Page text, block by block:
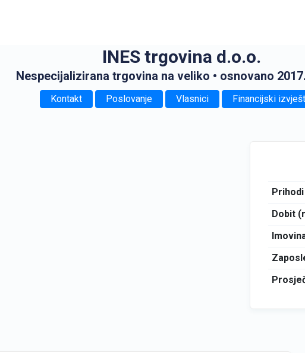
INES trgovina d.o.o.
Nespecijalizirana trgovina na veliko • osnovano
Kontakt Poslovanje Vlasnici Financijski
Prihodi
Dobit